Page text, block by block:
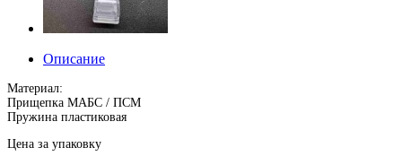
Описание
Материал:
Прищепка МАБС / ПСМ
Пружина пластиковая
Цена за упаковку